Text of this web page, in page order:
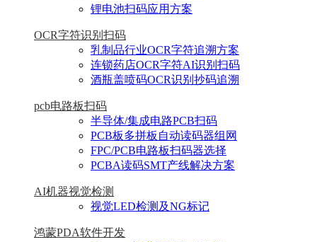
锂电池扫码应用方案
OCR字符识别扫码
乳制品行业OCR字符追溯方案
连锁药店OCR字符AI识别扫码
酒瓶盖喷码OCR识别抄码追溯
pcb电路板扫码
半导体/集成电路PCB扫码
PCB板多拼板自动读码器组网
FPC/PCB电路板扫码器选择
PCBA读码SMT产线解决方案
AI机器视觉检测
视觉LED检测及NG标记
鸿蒙PDA软件开发